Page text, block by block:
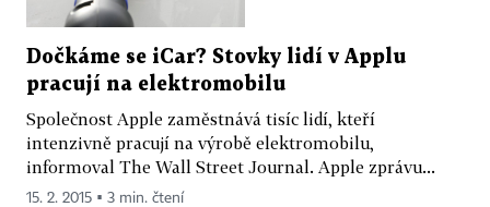
Dočkáme se iCar? Stovky lidí v Applu
pracují na elektromobilu
Společnost Apple zaměstnává tisíc lidí, kteří
intenzivně pracují na výrobě elektromobilu,
informoval The Wall Street Journal. Apple zprávu...
15. 2. 2015 ▪ 3 min. čtení